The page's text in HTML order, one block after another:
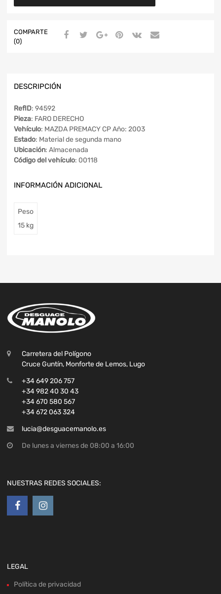
COMPARTE
(0)
DESCRIPCIÓN
RefID: 94592
Pieza: FARO DERECHO
Vehículo: MAZDA PREMACY CP Año: 2003
Estado: Material de segunda mano
Ubicación: Almacenada
Código del vehículo: 00118
INFORMACIÓN ADICIONAL
Peso
15 kg
Carretera del Polígono
Cruce Guntín, Monforte de Lemos, Lugo
+34 649 206 757
+34 982 40 30 43
+34 670 580 567
+34 672 063 324
lucia@desguacemanolo.es
De lunes a viernes de 08:00 a 16:00
NUESTRAS REDES SOCIALES:
LEGAL
Política de privacidad